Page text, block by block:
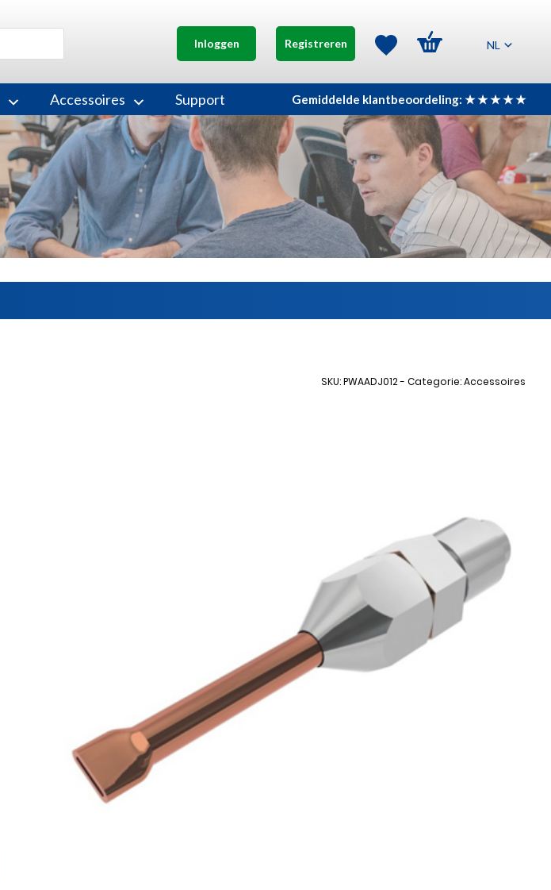
Inloggen Registreren NL
Accessoires Support Gemiddelde klantbeoordeling: ★ ★ ★ ★ ★
SKU: PWAADJ012 - Categorie: Accessoires